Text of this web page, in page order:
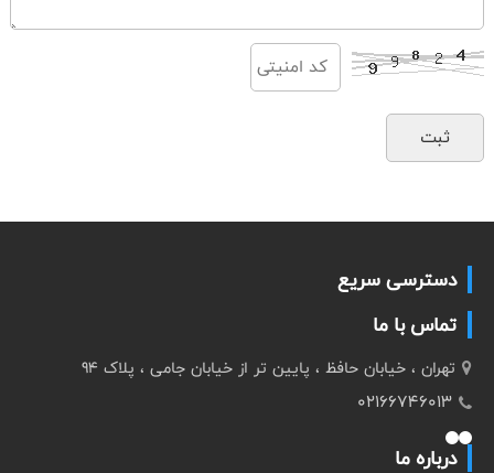
دسترسی سریع
تماس با ما
تهران ، خیابان حافظ ، پایین تر از خیابان جامی ، پلاک 94
02166746013
درباره ما